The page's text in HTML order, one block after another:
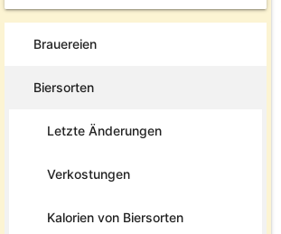
Brauereien
Biersorten
Letzte Änderungen
Verkostungen
Kalorien von Biersorten